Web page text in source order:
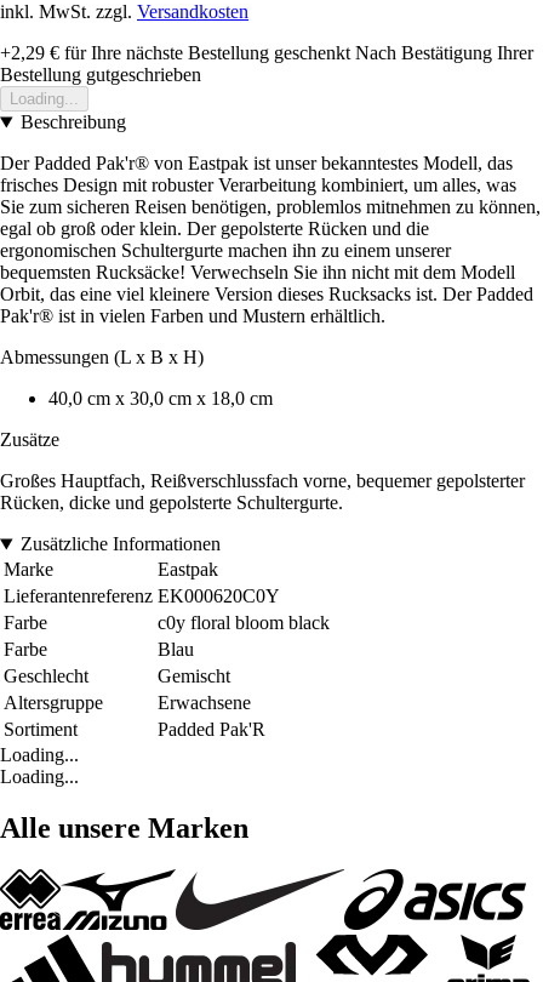
inkl. MwSt. zzgl. Versandkosten
+2,29 € für Ihre nächste Bestellung geschenkt Nach Bestätigung Ihrer
Bestellung gutgeschrieben
Loading...
Beschreibung
Der Padded Pak'r® von Eastpak ist unser bekanntestes Modell, das
frisches Design mit robuster Verarbeitung kombiniert, um alles, was
Sie zum sicheren Reisen benötigen, problemlos mitnehmen zu können,
egal ob groß oder klein. Der gepolsterte Rücken und die
ergonomischen Schultergurte machen ihn zu einem unserer
bequemsten Rucksäcke! Verwechseln Sie ihn nicht mit dem Modell
Orbit, das eine viel kleinere Version dieses Rucksacks ist. Der Padded
Pak'r® ist in vielen Farben und Mustern erhältlich.
Abmessungen (L x B x H)
40,0 cm x 30,0 cm x 18,0 cm
Zusätze
Großes Hauptfach, Reißverschlussfach vorne, bequemer gepolsterter
Rücken, dicke und gepolsterte Schultergurte.
Zusätzliche Informationen
Marke
Eastpak
Lieferantenreferenz EK000620C0Y
Farbe
c0y floral bloom black
Farbe
Blau
Geschlecht
Gemischt
Altersgruppe
Erwachsene
Sortiment
Padded Pak'R
Loading...
Loading...
Alle unsere Marken